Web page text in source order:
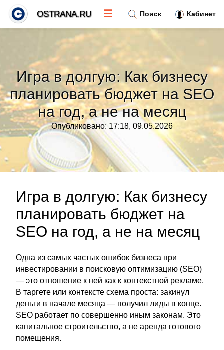
Игра в долгую: Как бизнесу
планировать бюджет на SEO
на год, а не на месяц
Опубликовано: 17:18, 09.05.2026
Игра в долгую: Как бизнесу
планировать бюджет на
SEO на год, а не на месяц
Одна из самых частых ошибок бизнеса при
инвестировании в поисковую оптимизацию (SEO)
— это отношение к ней как к контекстной рекламе.
В таргете или контексте схема проста: закинул
деньги в начале месяца — получил лиды в конце.
SEO работает по совершенно иным законам. Это
капитальное строительство, а не аренда готового
помещения.
Поиск Кабинет
OSTRANA.RU ☰
Тренды новостей»
Рубрики»
Правила
Контакт»